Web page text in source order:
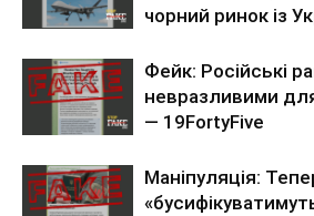
чорний ринок із
Фейк: Російські
невразливими
— 19FortyFive
Маніпуляція: